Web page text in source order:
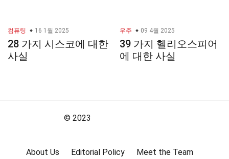
컴퓨팅 16 1월 2025
28 가지 시스코에 대한
사실
우주 09 4월 2025
39 가지 헬리오스피어
에 대한 사실
© 2023
About Us Editorial Policy
Meet the Team